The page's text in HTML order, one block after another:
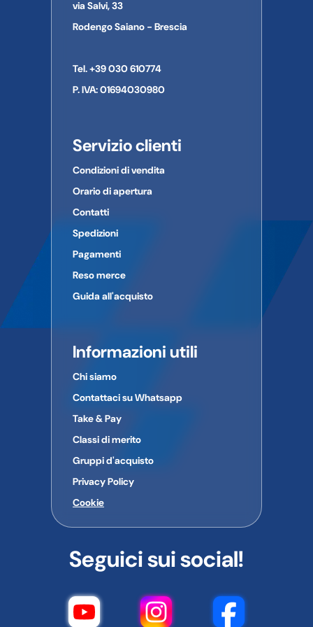
MONZA-BRIANZA
20831
INFO@RMS.IT
via Salvi, 33
Rodengo Saiano - Brescia
Tel. +39 030 610774
P. IVA: 01694030980
Servizio clienti
Condizioni di vendita
Orario di apertura
Contatti
Spedizioni
Pagamenti
Reso merce
Guida all'acquisto
Informazioni utili
Chi siamo
Contattaci su Whatsapp
Take & Pay
Classi di merito
Gruppi d'acquisto
Privacy Policy
Cookie
Seguici sui social!